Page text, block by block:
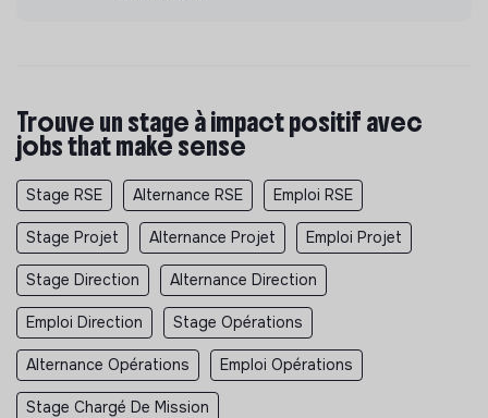
Trouve un stage à impact positif avec
jobs that make sense
Stage RSE Alternance RSE Emploi RSE
Stage Projet Alternance Projet Emploi Projet
Stage Direction Alternance Direction
Emploi Direction Stage Opérations
Alternance Opérations Emploi Opérations
Stage Chargé De Mission